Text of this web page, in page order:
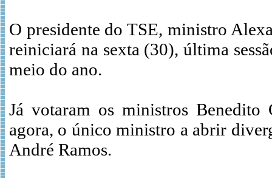
O presidente do TSE, ministro
reiniciará na sexta (30), última
meio do ano.
Já votaram os ministros Benedito
agora, o único ministro a abrir
André Ramos.